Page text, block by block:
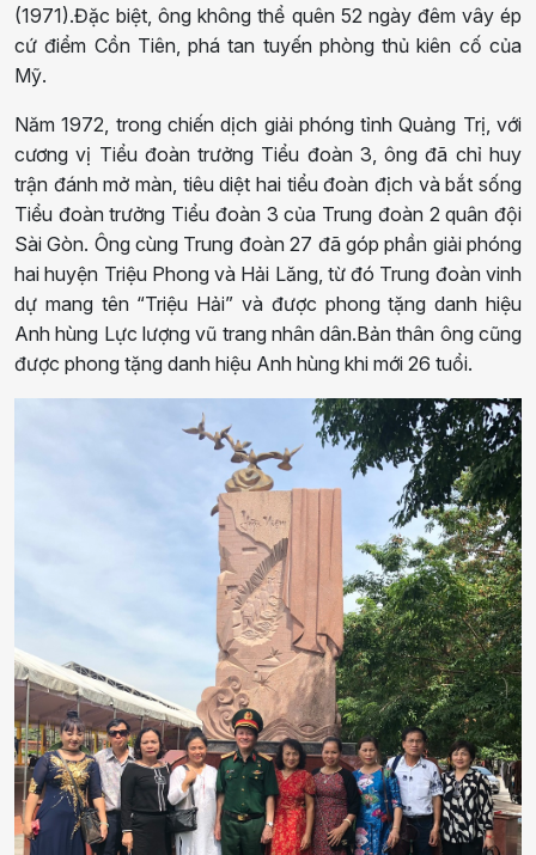
(1971).Đặc biệt, ông không thể quên 52 ngày đêm vây ép
cứ điểm Cồn Tiên, phá tan tuyến phòng thủ kiên cố của
Mỹ.
Năm 1972, trong chiến dịch giải phóng tỉnh Quảng Trị, với
cương vị Tiểu đoàn trưởng Tiểu đoàn 3, ông đã chỉ huy
trận đánh mở màn, tiêu diệt hai tiểu đoàn địch và bắt sống
Tiểu đoàn trưởng Tiểu đoàn 3 của Trung đoàn 2 quân đội
Sài Gòn. Ông cùng Trung đoàn 27 đã góp phần giải phóng
hai huyện Triệu Phong và Hải Lăng, từ đó Trung đoàn vinh
dự mang tên “Triệu Hải” và được phong tặng danh hiệu
Anh hùng Lực lượng vũ trang nhân dân.Bản thân ông cũng
được phong tặng danh hiệu Anh hùng khi mới 26 tuổi.